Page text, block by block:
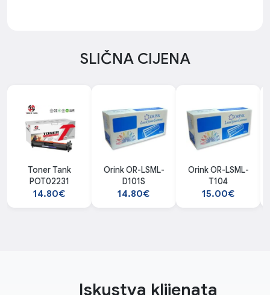
SLIČNA CIJENA
Toner Tank
POT02231
14.80€
Orink OR-LSML-
D101S
14.80€
Orink OR-LSML-
T104
15.00€
Iskustva klijenata